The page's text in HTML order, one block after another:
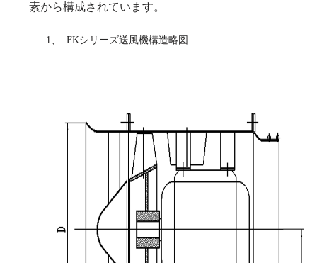
素から構成されています。
1、 FKシリーズ送風機構造略図